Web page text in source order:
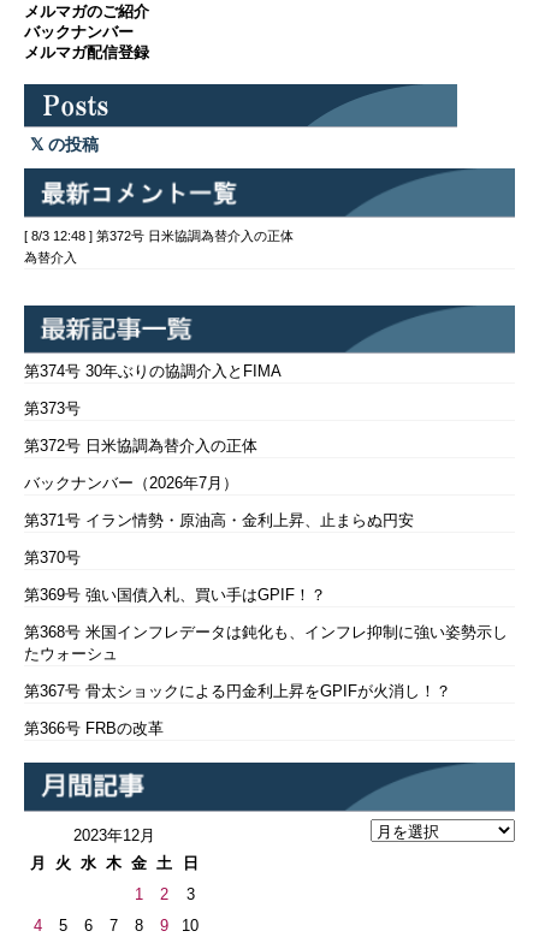
メルマガのご紹介
バックナンバー
メルマガ配信登録
の投稿
[ 8/3 12:48 ] 第372号 日米協調為替介入の正体
為替介入
第374号 30年ぶりの協調介入とFIMA
第373号
第372号 日米協調為替介入の正体
バックナンバー（2026年7月）
第371号 イラン情勢・原油高・金利上昇、止まらぬ円安
第370号
第369号 強い国債入札、買い手はGPIF！？
第368号 米国インフレデータは鈍化も、インフレ抑制に強い姿勢示し
たウォーシュ
第367号 骨太ショックによる円金利上昇をGPIFが火消し！？
第366号 FRBの改革
2023年12月
月
火 水 木 金 土 日
1 2
3
4
5 6 7 8 9
10